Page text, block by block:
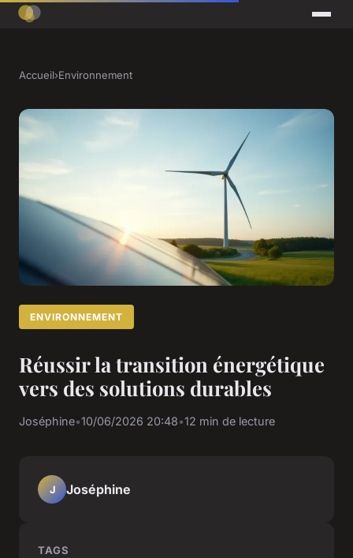
Accueil›Environnement
ENVIRONNEMENT
Réussir la transition énergétique
vers des solutions durables
Joséphine•10/06/2026 20:48•12 min de lecture
J Joséphine
TAGS